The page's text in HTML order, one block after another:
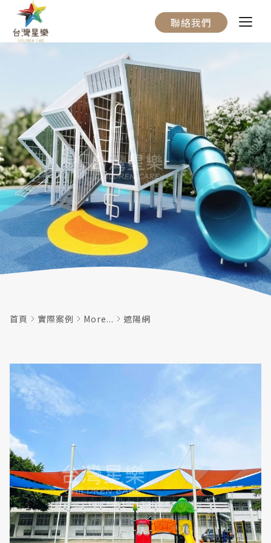
聯絡我們
關於我們
服務流程
產品介紹
實際案例
聯絡我們
首頁 實際案例 More... 遮陽網